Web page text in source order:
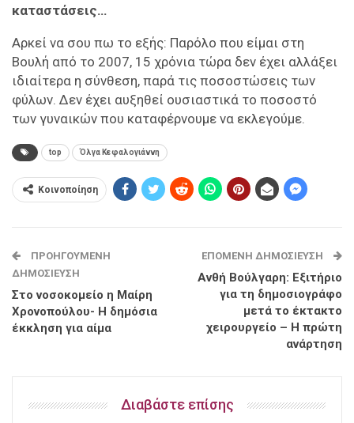
καταστάσεις…
Αρκεί να σου πω το εξής: Παρόλο που είμαι στη
Βουλή από το 2007, 15 χρόνια τώρα δεν έχει αλλάξει
ιδιαίτερα η σύνθεση, παρά τις ποσοστώσεις των
φύλων. Δεν έχει αυξηθεί ουσιαστικά το ποσοστό
των γυναικών που καταφέρνουμε να εκλεγούμε.
top Όλγα Κεφαλογιάννη
Κοινοποίηση
ΠΡΟΗΓΟΎΜΕΝΗ
ΔΗΜΟΣΊΕΥΣΗ
Στο νοσοκομείο η Μαίρη
Χρονοπούλου- Η δημόσια
έκκληση για αίμα
ΕΠΌΜΕΝΗ ΔΗΜΟΣΊΕΥΣΗ
Ανθή Βούλγαρη: Eξιτήριο
για τη δημοσιογράφο
μετά το έκτακτο
χειρουργείο – Η πρώτη
ανάρτηση
Διαβάστε επίσης